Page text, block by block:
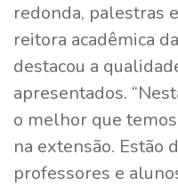
redonda, palestras
reitora acadêmica
destacou a
apresentados.
o melhor que
na extensão. Estão
professores e